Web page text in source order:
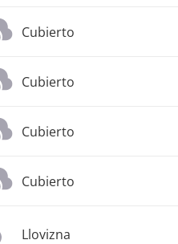
Cubierto
Cubierto
Cubierto
Cubierto
Llovizna